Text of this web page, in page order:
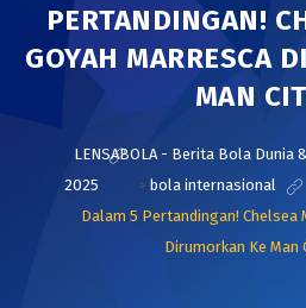
PERTANDINGAN!
GOYAH MARRESCA
MAN
LENSABOLA - Berita Bola Dunia
2025
> bola internasional
Dalam 5 Pertandingan! Chelsea
Dirumorkan Ke Man